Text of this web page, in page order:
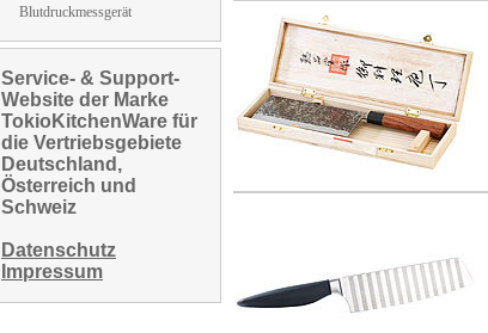
Blutdruckmessgerät
Service- & Support-
Website der Marke
TokioKitchenWare für
die Vertriebsgebiete
Deutschland,
Österreich und
Schweiz
Datenschutz
Impressum